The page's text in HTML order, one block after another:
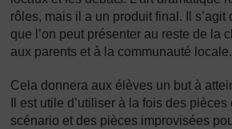
rôles, mais il a un produit final. Il s’agit
que l’on peut présenter au reste de la
aux parents et à la communauté locale.
Cela donnera aux élèves un but à
Il est utile d’utiliser à la fois des
scénario et des pièces improvisées